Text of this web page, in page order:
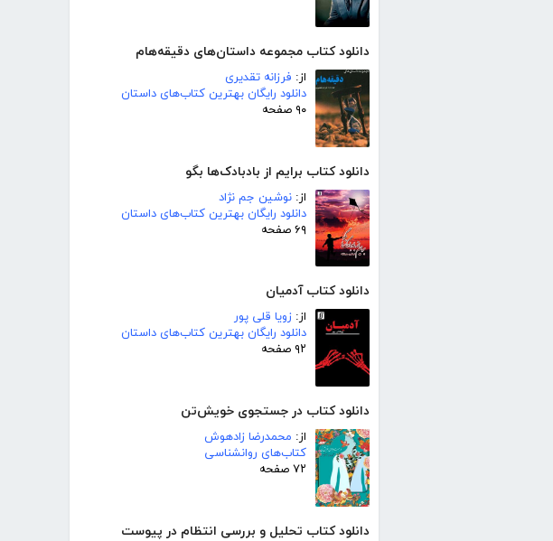
دانلود کتاب مجموعه داستان‌های دقیقه‌هام
از: فرزانه تقدیری
دانلود رایگان بهترین کتاب‌های داستان
۹۰ صفحه
دانلود کتاب برایم از بادبادک‌ها بگو
از: نوشین جم نژاد
دانلود رایگان بهترین کتاب‌های داستان
۶۹ صفحه
دانلود کتاب آدمیان
از: زویا قلی پور
دانلود رایگان بهترین کتاب‌های داستان
۹۲ صفحه
دانلود کتاب در جستجوی خویش‌تن
از: محمدرضا زادهوش
کتاب‌های روانشناسی
۷۲ صفحه
دانلود کتاب تحلیل و بررسی انتظام در پیوست